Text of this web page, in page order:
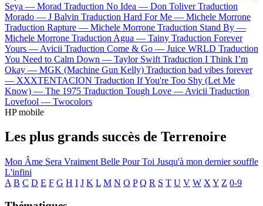
Seya — Morad Traduction No Idea — Don Toliver Traduction
Morado — J Balvin Traduction Hard For Me — Michele Morrone
Traduction Rapture — Michele Morrone Traduction Stand By —
Michele Morrone Traduction Agua — Tainy Traduction Forever
Yours — Avicii Traduction Come & Go — Juice WRLD Traduction
You Need to Calm Down — Taylor Swift Traduction I Think I’m
Okay — MGK (Machine Gun Kelly) Traduction bad vibes forever
— XXXTENTACION Traduction If You're Too Shy (Let Me
Know) — The 1975 Traduction Tough Love — Avicii Traduction
Lovefool — Twocolors
HP mobile
Les plus grands succès de Terrenoire
Mon Âme Sera Vraiment Belle Pour Toi Jusqu'à mon dernier souffle
L'infini
A B C D E F G H I J K L M N O P Q R S T U V W X Y Z 0-9